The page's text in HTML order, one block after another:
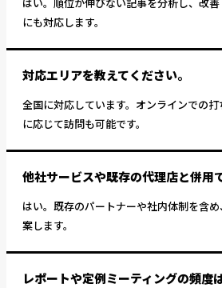
にも対応します。
対応エリアを教えてください。
全国に対応しています。オンラインでの
に応じて訪問も可能です。
他社サービスや既存の代理店と併用
はい。既存のパートナーや社内体制を含
案します。
レポートや定例ミーティングの頻度